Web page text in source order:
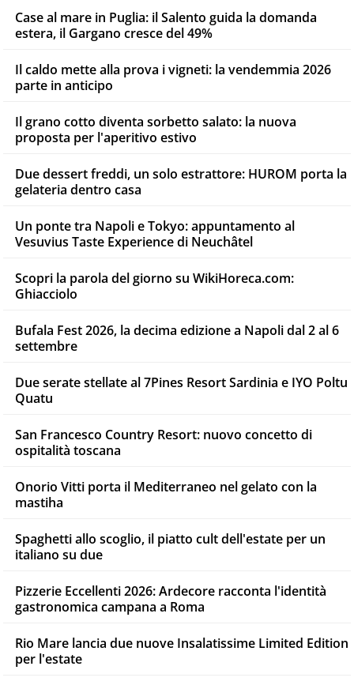
Case al mare in Puglia: il Salento guida la domanda
estera, il Gargano cresce del 49%
Il caldo mette alla prova i vigneti: la vendemmia 2026
parte in anticipo
Il grano cotto diventa sorbetto salato: la nuova
proposta per l'aperitivo estivo
Due dessert freddi, un solo estrattore: HUROM porta la
gelateria dentro casa
Un ponte tra Napoli e Tokyo: appuntamento al
Vesuvius Taste Experience di Neuchâtel
Scopri la parola del giorno su WikiHoreca.com:
Ghiacciolo
Bufala Fest 2026, la decima edizione a Napoli dal 2 al 6
settembre
Due serate stellate al 7Pines Resort Sardinia e IYO Poltu
Quatu
San Francesco Country Resort: nuovo concetto di
ospitalità toscana
Onorio Vitti porta il Mediterraneo nel gelato con la
mastiha
Spaghetti allo scoglio, il piatto cult dell'estate per un
italiano su due
Pizzerie Eccellenti 2026: Ardecore racconta l'identità
gastronomica campana a Roma
Rio Mare lancia due nuove Insalatissime Limited Edition
per l'estate